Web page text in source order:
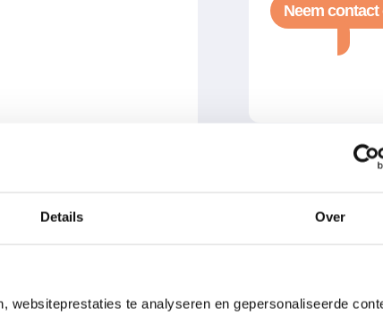
Details Over
websiteprestaties te analyseren en gepersonaliseerde
Neem